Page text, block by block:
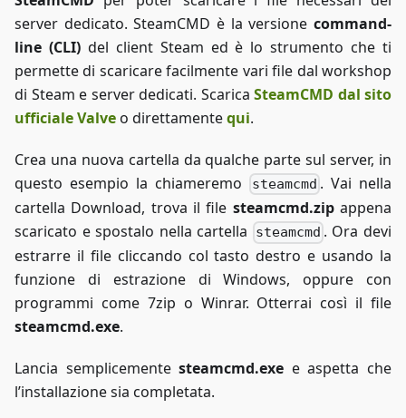
server dedicato. SteamCMD è la versione command-
line (CLI)del client Steam ed è lo strumento che ti
permette di scaricare facilmente vari file dal workshop
di Steam e server dedicati. Scarica SteamCMD dal sito
ufficiale Valveo direttamentequi.
Crea una nuova cartella da qualche parte sul server, in
questo esempio la chiameremo
steamcmd . Vai nella
cartella Download, trova il file steamcmd.zipappena
scaricato e spostalo nella cartella
steamcmd . Ora devi
estrarre il file cliccando col tasto destro e usando la
funzione di estrazione di Windows, oppure con
programmi come 7zip o Winrar. Otterrai così il file
steamcmd.exe.
Lancia semplicementesteamcmd.exe e aspetta che
l’installazione sia completata.